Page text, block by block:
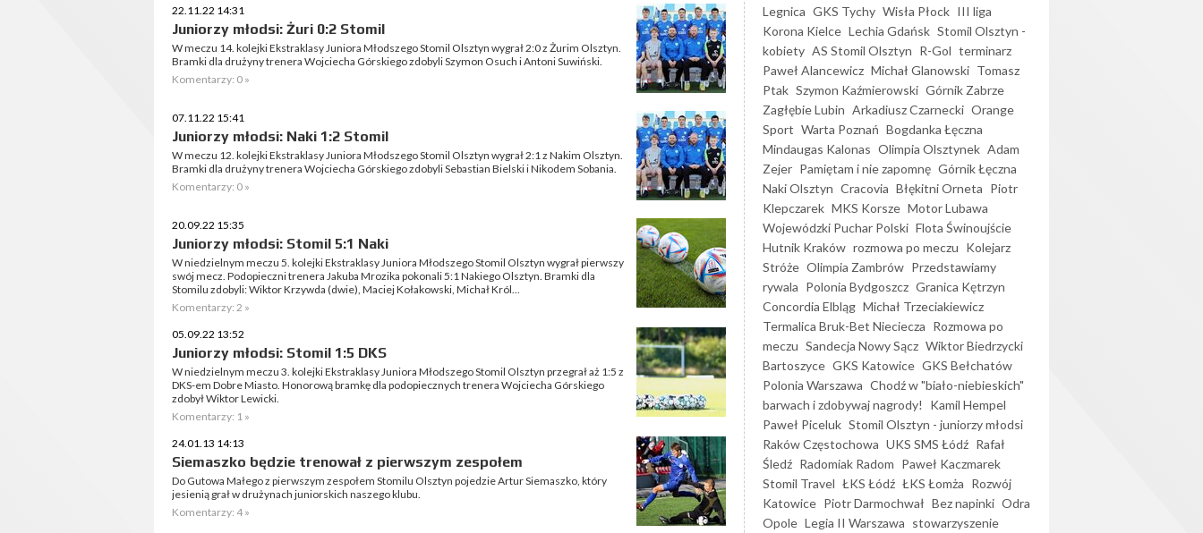
22.11.22 14:31
Juniorzy młodsi: Żuri 0:2 Stomil
W meczu 14. kolejki Ekstraklasy Juniora Młodszego Stomil Olsztyn wygrał 2:0 z Żurim Olsztyn.
Bramki dla drużyny trenera Wojciecha Górskiego zdobyli Szymon Osuch i Antoni Suwiński.
Komentarzy: 0 »
07.11.22 15:41
Juniorzy młodsi: Naki 1:2 Stomil
W meczu 12. kolejki Ekstraklasy Juniora Młodszego Stomil Olsztyn wygrał 2:1 z Nakim Olsztyn.
Bramki dla drużyny trenera Wojciecha Górskiego zdobyli Sebastian Bielski i Nikodem Sobania.
Komentarzy: 0 »
20.09.22 15:35
Juniorzy młodsi: Stomil 5:1 Naki
W niedzielnym meczu 5. kolejki Ekstraklasy Juniora Młodszego Stomil Olsztyn wygrał pierwszy
swój mecz. Podopieczni trenera Jakuba Mrozika pokonali 5:1 Nakiego Olsztyn. Bramki dla
Stomilu zdobyli: Wiktor Krzywda (dwie), Maciej Kołakowski, Michał Król...
Komentarzy: 2 »
05.09.22 13:52
Juniorzy młodsi: Stomil 1:5 DKS
W niedzielnym meczu 3. kolejki Ekstraklasy Juniora Młodszego Stomil Olsztyn przegrał aż 1:5 z
DKS-em Dobre Miasto. Honorową bramkę dla podopiecznych trenera Wojciecha Górskiego
zdobył Wiktor Lewicki.
Komentarzy: 1 »
24.01.13 14:13
Siemaszko będzie trenował z pierwszym zespołem
Do Gutowa Małego z pierwszym zespołem Stomilu Olsztyn pojedzie Artur Siemaszko, który
jesienią grał w drużynach juniorskich naszego klubu.
Komentarzy: 4 »
Legnica GKS Tychy Wisła Płock III liga
Korona Kielce Lechia Gdańsk Stomil Olsztyn -
kobiety AS Stomil Olsztyn R-Gol terminarz
Paweł Alancewicz Michał Glanowski Tomasz
Ptak Szymon Kaźmierowski Górnik Zabrze
Zagłębie Lubin Arkadiusz Czarnecki Orange
Sport Warta Poznań Bogdanka Łęczna
Mindaugas Kalonas Olimpia Olsztynek Adam
Zejer Pamiętam i nie zapomnę Górnik Łęczna
Naki Olsztyn Cracovia Błękitni Orneta Piotr
Klepczarek MKS Korsze Motor Lubawa
Wojewódzki Puchar Polski Flota Świnoujście
Hutnik Kraków rozmowa po meczu Kolejarz
Stróże Olimpia Zambrów Przedstawiamy
rywala Polonia Bydgoszcz Granica Kętrzyn
Concordia Elbląg Michał Trzeciakiewicz
Termalica Bruk-Bet Nieciecza Rozmowa po
meczu Sandecja Nowy Sącz Wiktor Biedrzycki
Bartoszyce GKS Katowice GKS Bełchatów
Polonia Warszawa Chodź w "biało-niebieskich"
barwach i zdobywaj nagrody!
Kamil Hempel
Paweł Piceluk Stomil Olsztyn - juniorzy młodsi
Raków Częstochowa UKS SMS Łódź Rafał
Śledź Radomiak Radom Paweł Kaczmarek
Stomil Travel ŁKS Łódź ŁKS Łomża Rozwój
Katowice Piotr Darmochwał Bez napinki Odra
Opole Legia II Warszawa stowarzyszenie